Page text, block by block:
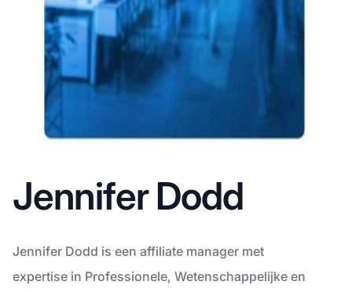
Jennifer Dodd
Jennifer Dodd is een affiliate manager met
expertise in Professionele, Wetenschappelijke en